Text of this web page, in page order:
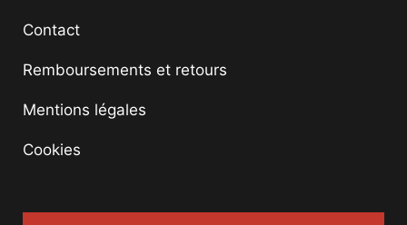
Contact
Remboursements et retours
Mentions légales
Cookies